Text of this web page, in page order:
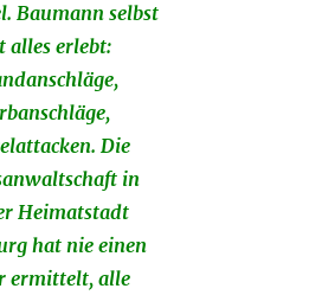
Baumann selbst
alles erlebt:
Die
in
Heimatstadt
hat nie einen
ermittelt, alle